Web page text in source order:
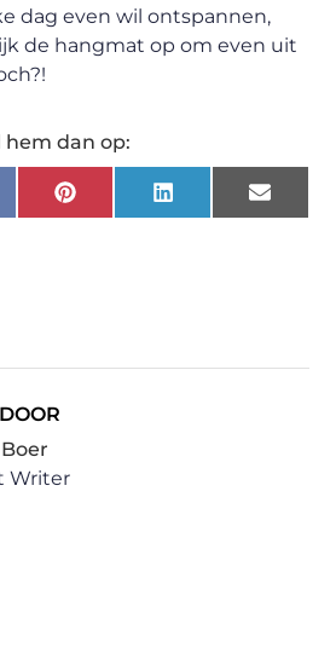
dag even wil ontspannen,
de hangmat op om even uit
hem dan op:
PinterestLinkedIn Email
Writer